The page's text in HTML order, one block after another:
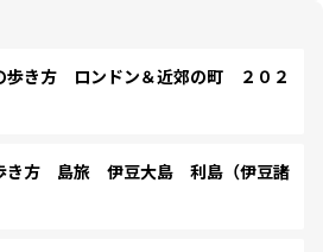
き方 ロンドン＆近郊の町 ２０２
き方 島旅 伊豆大島 利島（伊豆諸